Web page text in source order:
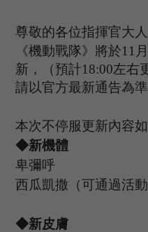
尊敬的各位指揮官大人
《機動戰隊》將於11 月
新，（預計1 8:00左右
請以官方最新通告為準
本次不停服更新內容如
◆新機體
卑彌呼
西瓜凱撒（可通過活動
◆新皮膚